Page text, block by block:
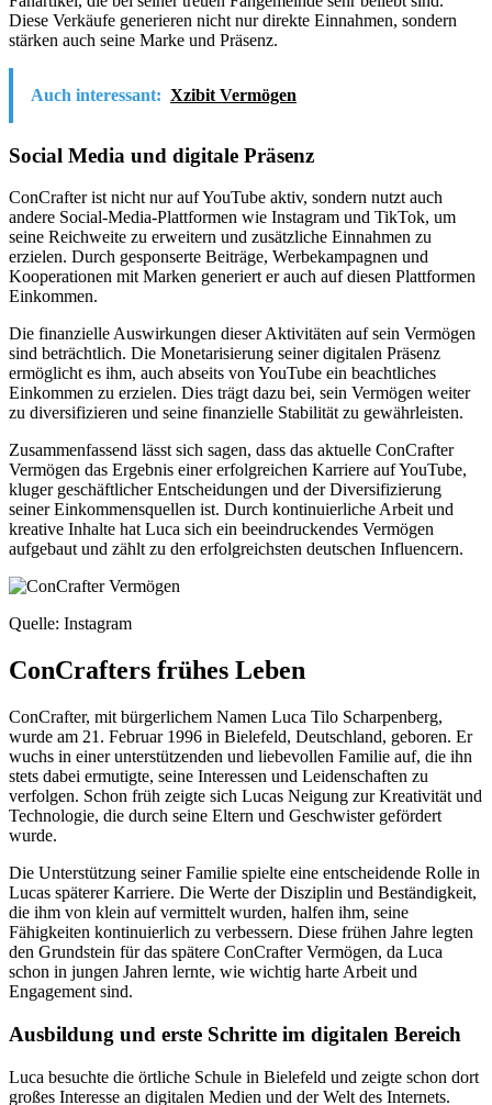
Diese Verkäufe generieren nicht nur direkte Einnahmen, sondern
stärken auch seine Marke und Präsenz.
Auch interessant: Xzibit Vermögen
Social Media und digitale Präsenz
ConCrafter ist nicht nur auf YouTube aktiv, sondern nutzt auch
andere Social-Media-Plattformen wie Instagram und TikTok, um
seine Reichweite zu erweitern und zusätzliche Einnahmen zu
erzielen. Durch gesponserte Beiträge, Werbekampagnen und
Kooperationen mit Marken generiert er auch auf diesen Plattformen
Einkommen.
Die finanzielle Auswirkungen dieser Aktivitäten auf sein Vermögen
sind beträchtlich. Die Monetarisierung seiner digitalen Präsenz
ermöglicht es ihm, auch abseits von YouTube ein beachtliches
Einkommen zu erzielen. Dies trägt dazu bei, sein Vermögen weiter
zu diversifizieren und seine finanzielle Stabilität zu gewährleisten.
Zusammenfassend lässt sich sagen, dass das aktuelle ConCrafter
Vermögen das Ergebnis einer erfolgreichen Karriere auf YouTube,
kluger geschäftlicher Entscheidungen und der Diversifizierung
seiner Einkommensquellen ist. Durch kontinuierliche Arbeit und
kreative Inhalte hat Luca sich ein beeindruckendes Vermögen
aufgebaut und zählt zu den erfolgreichsten deutschen Influencern.
Quelle: Instagram
ConCrafters frühes Leben
ConCrafter, mit bürgerlichem Namen Luca Tilo Scharpenberg,
wurde am 21. Februar 1996 in Bielefeld, Deutschland, geboren. Er
wuchs in einer unterstützenden und liebevollen Familie auf, die ihn
stets dabei ermutigte, seine Interessen und Leidenschaften zu
verfolgen. Schon früh zeigte sich Lucas Neigung zur Kreativität und
Technologie, die durch seine Eltern und Geschwister gefördert
wurde.
Die Unterstützung seiner Familie spielte eine entscheidende Rolle in
Lucas späterer Karriere. Die Werte der Disziplin und Beständigkeit,
die ihm von klein auf vermittelt wurden, halfen ihm, seine
Fähigkeiten kontinuierlich zu verbessern. Diese frühen Jahre legten
den Grundstein für das spätere ConCrafter Vermögen, da Luca
schon in jungen Jahren lernte, wie wichtig harte Arbeit und
Engagement sind.
Ausbildung und erste Schritte im digitalen Bereich
Luca besuchte die örtliche Schule in Bielefeld und zeigte schon dort
großes Interesse an digitalen Medien und der Welt des Internets.